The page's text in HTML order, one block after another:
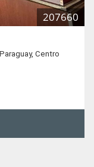
207660
Centro